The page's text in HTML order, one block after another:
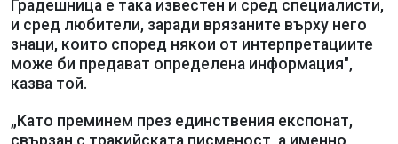
Градешница е така известен и сред специалисти,
и сред любители, заради врязаните върху него
знаци, които според някои от интерпретациите
може би предават определена информация",
казва той.
„Като преминем през единствения експонат,
свързан с тракийската писменост, а именно